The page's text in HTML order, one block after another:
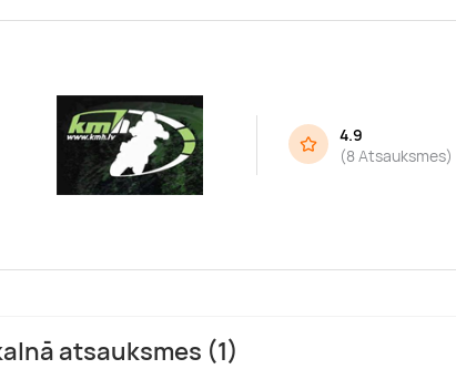
4.9
(8 Atsauksmes)
atsauksmes (1)